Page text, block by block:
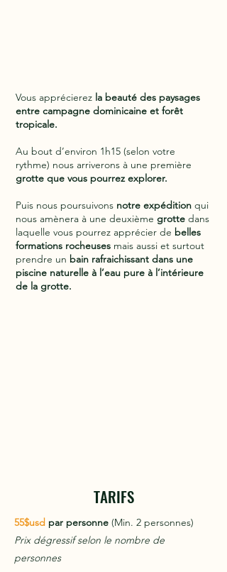
Vous apprécierez la beauté des paysages
entre campagne dominicaine et forêt
tropicale.
Au bout d’environ 1h15 (selon votre
rythme) nous arriverons à une première
grotte que vous pourrez explorer.
Puis nous poursuivons notre expédition qui
nous amènera à une deuxième grotte dans
laquelle vous pourrez apprécier de belles
formations rocheuses mais aussi et surtout
prendre un bain rafraichissant dans une
piscine naturelle à l’eau pure à l’intérieure
de la grotte.
TARIFS
55$usd par personne (Min. 2 personnes)
Prix dégressif selon le nombre de
personnes